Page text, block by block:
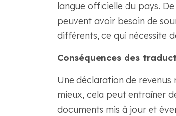
langue officielle du pays.
peuvent avoir besoin de
différents, ce qui nécessite
Conséquences des
Une déclaration de
mieux, cela peut entraîner
documents mis à jour et